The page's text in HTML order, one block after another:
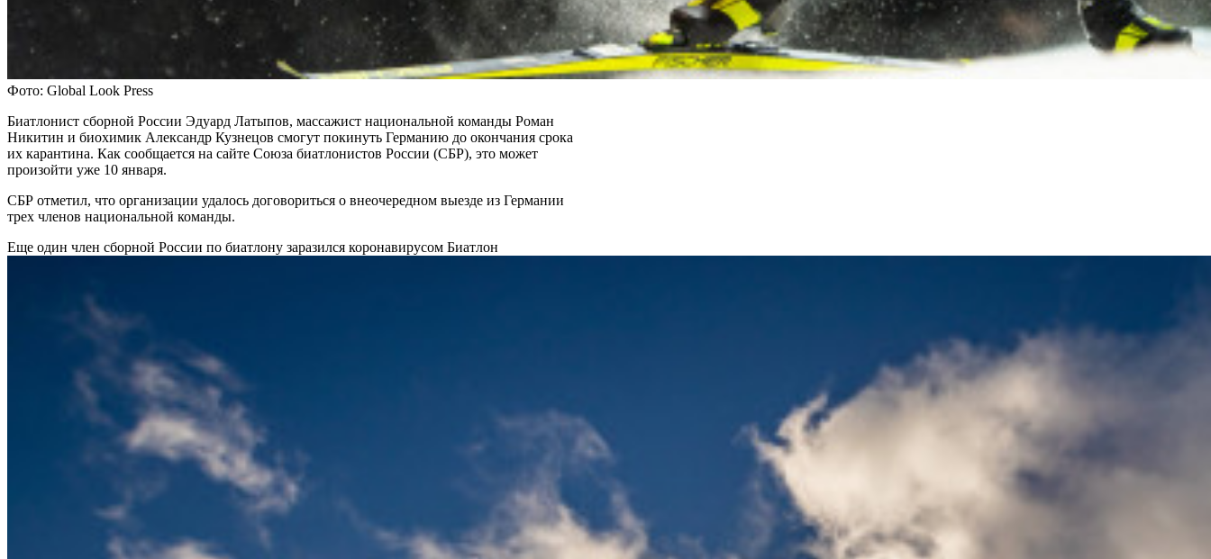
Фото: Global Look Press
Биатлонист сборной России Эдуард Латыпов, массажист национальной команды Роман
Никитин и биохимик Александр Кузнецов смогут покинуть Германию до окончания срока
их карантина. Как сообщается на сайте Союза биатлонистов России (СБР), это может
произойти уже 10 января.
СБР отметил, что организации удалось договориться о внеочередном выезде из Германии
трех членов национальной команды.
Еще один член сборной России по биатлону заразился коронавирусом Биатлон